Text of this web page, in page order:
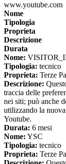
www.youtube.com
Nome
Tipologia
Proprieta
Descrizione
Durata
Nome:
Tipologia: tecnico
Proprieta: Terze
Descrizione:
traccia delle
nei siti; può anche
utilizzando la
Youtube.
Durata: 6 mesi
Nome: YSC
Tipologia: tecnico
Proprieta: Terze